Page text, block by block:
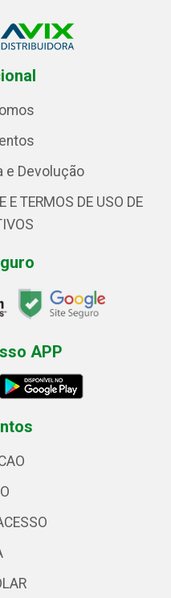
e Devolução
E TERMOS DE USO DE
APP